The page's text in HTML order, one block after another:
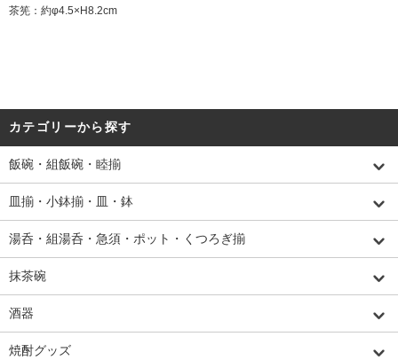
茶筅：約φ4.5×H8.2cm
カテゴリーから探す
飯碗・組飯碗・睦揃
皿揃・小鉢揃・皿・鉢
湯呑・組湯呑・急須・ポット・くつろぎ揃
抹茶碗
酒器
焼酎グッズ